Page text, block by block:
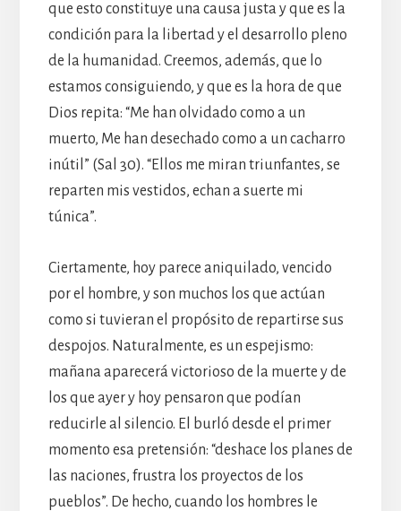
que esto constituye una causa justa y que es la
condición para la libertad y el desarrollo pleno
de la humanidad. Creemos, además, que lo
estamos consiguiendo, y que es la hora de que
Dios repita: “Me han olvidado como a un
muerto, Me han desechado como a un cacharro
inútil” (Sal 30). “Ellos me miran triunfantes, se
reparten mis vestidos, echan a suerte mi
túnica”.
Ciertamente, hoy parece aniquilado, vencido
por el hombre, y son muchos los que actúan
como si tuvieran el propósito de repartirse sus
despojos. Naturalmente, es un espejismo:
mañana aparecerá victorioso de la muerte y de
los que ayer y hoy pensaron que podían
reducirle al silencio. El burló desde el primer
momento esa pretensión: “deshace los planes de
las naciones, frustra los proyectos de los
pueblos”. De hecho, cuando los hombres le